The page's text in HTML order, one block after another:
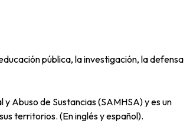
pública, la investigación, la defensa
Abuso de Sustancias (SAMHSA) y es un
territorios. (En inglés y español).